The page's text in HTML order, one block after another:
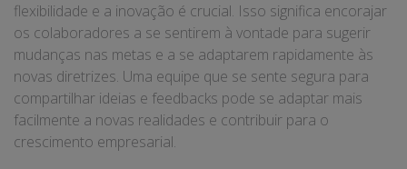
flexibilidade e a inovação é crucial. Isso significa encorajar
os colaboradores a se sentirem à vontade para sugerir
mudanças nas metas e a se adaptarem rapidamente às
novas diretrizes. Uma equipe que se sente segura para
compartilhar ideias e feedbacks pode se adaptar mais
facilmente a novas realidades e contribuir para o
crescimento empresarial.